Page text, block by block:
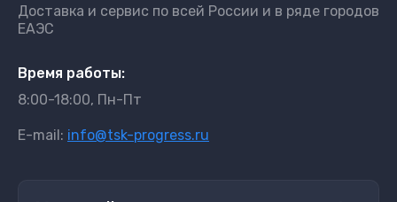
Доставка и сервис по всей России и в ряде городов
ЕАЭС
Время работы:
8:00-18:00, Пн-Пт
E-mail: info@tsk-progress.ru